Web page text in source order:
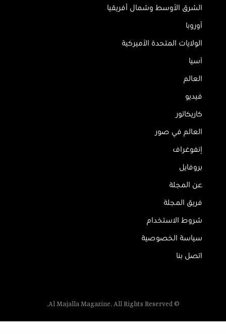
الشرق الأوسط وشمال أفريقيا
أوروبا
الولايات المتحدة الأميركية
آسيا
العالم
فيديو
كاريكاتور
العالم في صور
إنفوغراف
بروفايل
عن المجلة
فريق المجلة
شروط الاستخدام
سياسة الخصوصية
اتصل بنا
© Al Majalla Magazine. All Rights Reserved.